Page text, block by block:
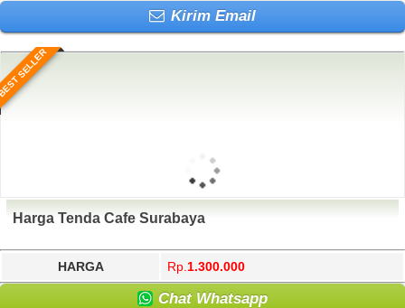
Kirim Email
SELLER
Harga Tenda Cafe Surabaya
HARGA Rp. 1.300.000
Chat Whatsapp